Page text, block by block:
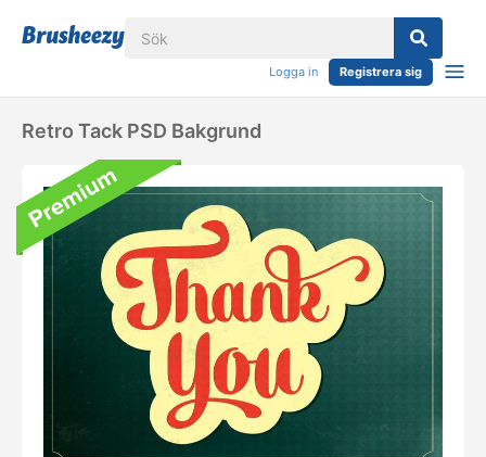
Logga in Registrera sig
Retro Tack PSD Bakgrund